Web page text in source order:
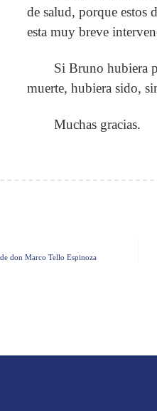
de salud, porque estos
esta muy breve
Si Bruno hubiera
muerte, hubiera sido,
Muchas gracias.
don Marco Tello Espinoza